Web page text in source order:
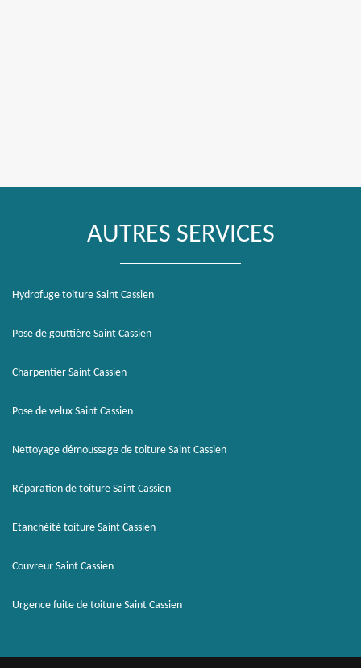
AUTRES SERVICES
Hydrofuge toiture Saint Cassien
Pose de gouttière Saint Cassien
Charpentier Saint Cassien
Pose de velux Saint Cassien
Nettoyage démoussage de toiture Saint Cassien
Réparation de toiture Saint Cassien
Etanchéité toiture Saint Cassien
Couvreur Saint Cassien
Urgence fuite de toiture Saint Cassien